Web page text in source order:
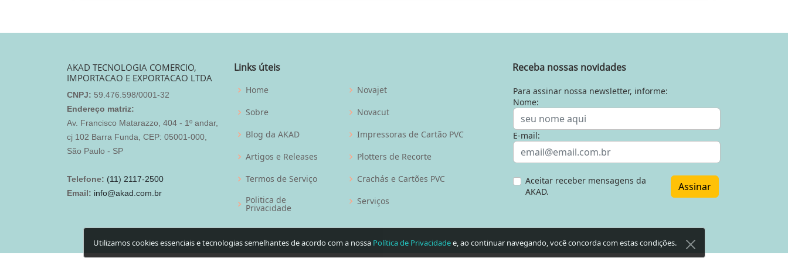
AKAD TECNOLOGIA COMERCIO,
IMPORTACAO E EXPORTACAO LTDA
CNPJ: 59.476.598/0001-32
Endereço matriz:
Av. Francisco Matarazzo, 404 - 1º andar,
cj 102 Barra Funda, CEP: 05001-000,
São Paulo - SP
Telefone: (11) 2117-2500
Email: info@akad.com.br
Links úteis
Home
Sobre
Blog da AKAD
Artigos e Releases
Termos de Serviço
Politica de
Privacidade
Novajet
Novacut
Impressoras de Cartão PVC
Plotters de Recorte
Crachás e Cartões PVC
Serviços
Receba nossas novidades
Para assinar nossa newsletter, informe:
Nome:
E-mail:
Aceitar receber mensagens da
AKAD.
Assinar
Utilizamos cookies essenciais e tecnologias semelhantes de acordo com a nossa Política de Privacidadee, ao continuar navegando, você concorda com estas condições.